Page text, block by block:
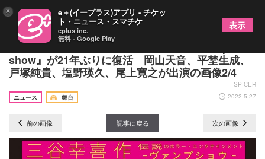
三谷幸喜作の異色のホラー・コメディ『Vamp
show』が21年ぶりに復活 岡山天音、平埜生成、
戸塚純貴、塩野瑛久、尾上寛之が出演の画像2/4
SPICER
ニュース
舞台 2022.5.27
前の画像 記事に戻る 次の画像
× e＋(イープラス)アプリ - チケッ
ト・ニュース・スマチケ
eplus inc.
無料 - Google Play
表示